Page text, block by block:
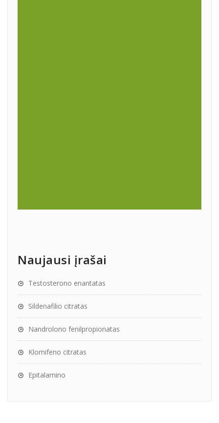
Naujausi įrašai
Testosterono enantatas
Sildenafilio citratas
Nandrolono fenilpropionatas
Klomifeno citratas
Epitalamino